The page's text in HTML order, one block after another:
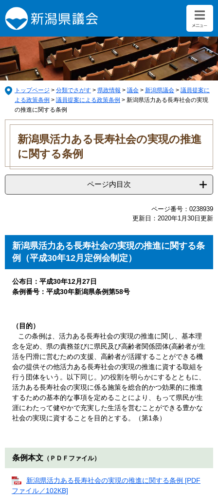
ー
ジ
の
先
頭
で
す。
ニ
ュ
ー
を
飛
ば
し
て
トップページ > 分類でさがす > 県政情報 > 議会 > 新潟県議会 > 議員提案に
よる政策条例 > 議員提案による政策条例 > 新潟県活力ある長寿社会の実現
の推進に関する条例
本
新潟県活力ある長寿社会の実現の推進
に関する条例
ページ内目次
ページ番号：0238939
更新日：2020年1月30日更新
新潟県活力ある長寿社会の実現の推進に関する条
例（平成30年12月定例会制定）
公布日：平成30年12月27日
条例番号：平成30年新潟県条例第58号
（目的）
この条例は、活力ある長寿社会の実現の推進に関し、基本理
念を定め、県の責務並びに県民及び高齢者関係団体(高齢者が生
活を円滑に営むための支援、高齢者が活躍することができる機
会の提供その他活力ある長寿社会の実現の推進に資する取組を
行う団体をいう。以下同じ。)の役割を明らかにするとともに、
活力ある長寿社会の実現に係る施策を総合的かつ効果的に推進
するための基本的な事項を定めることにより、もって県民が生
涯にわたって健やかで充実した生活を営むことができる豊かな
社会の実現に資することを目的とする。（第1条）
条例本文 （ＰＤＦファイル）
新潟県活力ある長寿社会の実現の推進に関する条例 [PDF
ファイル／102KB]